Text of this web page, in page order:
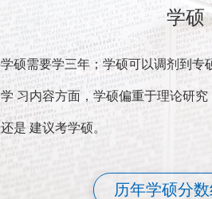
学硕
学硕需要学三年；学硕可以调剂到专
学 习内容方面，学硕偏重于理论研究
还是 建议考学硕。
历年学硕分